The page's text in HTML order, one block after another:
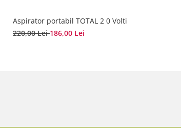
Aspirator portabil TOTAL 2 0 Volti
220,00 Lei186,00 Lei